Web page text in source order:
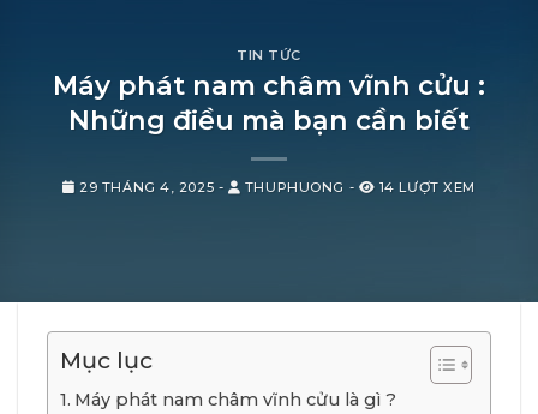
TIN TỨC
Máy phát nam châm vĩnh cửu :
Những điều mà bạn cần biết
29 THÁNG 4, 2025 - THUPHUONG - 14 LƯỢT XEM
Mục lục
Máy phát nam châm vĩnh cửu là gì ?